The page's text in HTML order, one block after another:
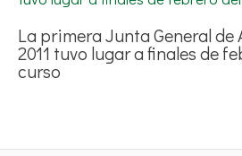
La primera Junta General de
2011 tuvo lugar a finales de
curso